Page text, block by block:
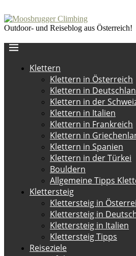
Outdoor- und Reiseblog aus Österreich!
Klettern
Klettern in Österreich
Klettern in
Klettern in der
Klettern in Italien
Klettern in Frankreich
Klettern in
Klettern in Spanien
Klettern in der Türkei
Bouldern
Allgemeine Tipps
Klettersteig
Klettersteig in
Klettersteig in
Klettersteig in Italien
Klettersteig Tipps
Reiseziele